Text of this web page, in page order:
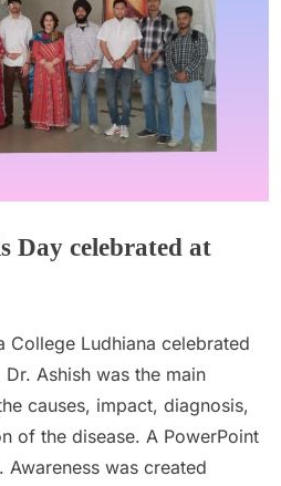
Day celebrated at
College Ludhiana celebrated
Ashish was the main
causes, impact, diagnosis,
of the disease. A PowerPoint
Awareness was created